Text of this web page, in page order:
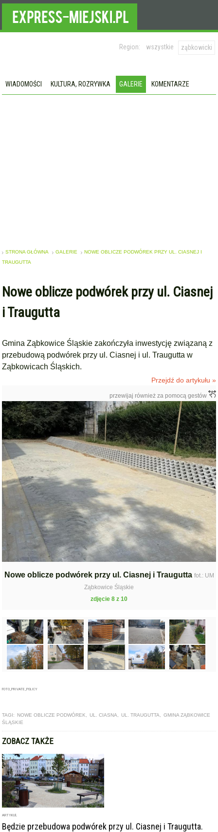
Region: wszystkie ząbkowicki
WIADOMOŚCI KULTURA, ROZRYWKA GALERIE KOMENTARZE
STRONA GŁÓWNA GALERIE
NOWE OBLICZE PODWÓREK PRZY UL. CIASNEJ I
TRAUGUTTA
Nowe oblicze podwórek przy ul. Ciasnej
i Traugutta
Gmina Ząbkowice Śląskie zakończyła inwestycję związaną z
przebudową podwórek przy ul. Ciasnej i ul. Traugutta w
Ząbkowicach Śląskich.
Przejdź do artykułu »
przewijaj również za pomocą gestów
Nowe oblicze podwórek przy ul. Ciasnej i Traugutta fot.: UM
Ząbkowice Śląskie
zdjęcie 8 z 10
FOTO_PRIVATE_POLICY
TAGI: NOWE OBLICZE PODWÓREK UL. CIASNA UL. TRAUGUTTA
GMINA ZĄBKOWICE
ŚLĄSKIE
ZOBACZ TAKŻE
ARTYKUŁ
Będzie przebudowa podwórek przy ul. Ciasnej i Traugutta.